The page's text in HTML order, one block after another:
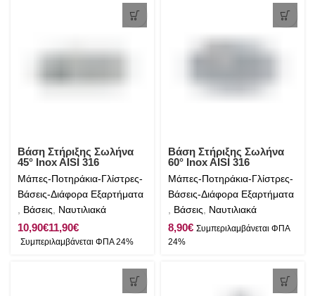
Βάση Στήριξης Σωλήνα
45° Inox AISI 316
Μάπες-Ποτηράκια-Γλίστρες-
Βάσεις-Διάφορα Εξαρτήματα
Βάσεις Ναυτιλιακά
€ €
Βάση Στήριξης Σωλήνα
60° Inox AISI 316
Μάπες-Ποτηράκια-Γλίστρες-
Βάσεις-Διάφορα Εξαρτήματα
Βάσεις Ναυτιλιακά
€